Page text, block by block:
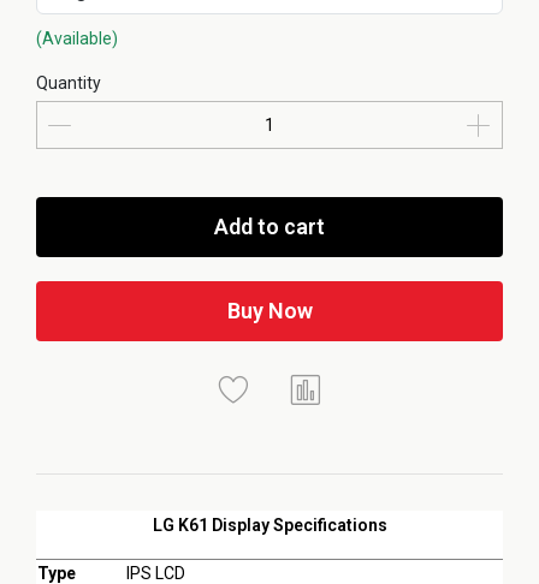
LG K61 Display Specifications
Type IPS LCD
(Available)
Quantity
Add to cart
Buy Now